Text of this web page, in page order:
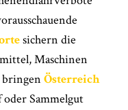
sichern die
Maschinen
bringen Österreich
Sammelgut